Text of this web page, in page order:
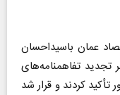
عمان باسیداحسان
تجدید تفاهمنامه‌های
کردند و قرار شد